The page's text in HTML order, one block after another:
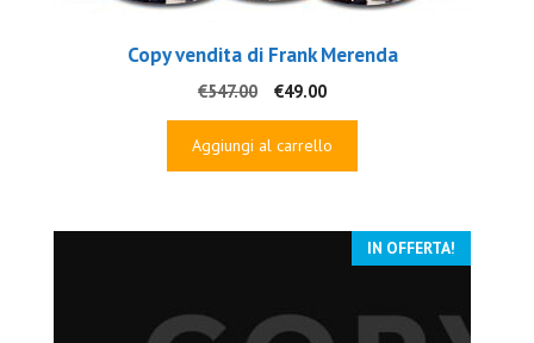
Copy vendita di Frank Merenda
€547.00
Il
prezzo
originale
€49.00Il
prezzo
attuale
Aggiungi al carrello
IN OFFERTA!